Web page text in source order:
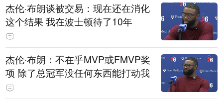
杰伦·布朗谈被交易：现在还在消化
这个结果 我在波士顿待了10年
杰伦·布朗：不在乎MVP或FMVP奖
项 除了总冠军没任何东西能打动我